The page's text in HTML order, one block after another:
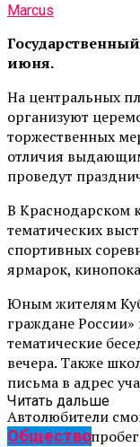
Marcus
июня.
На центральных
организуют
торжественных
отличия
проведут
В Краснодарском
тематических
спортивных
ярмарок,
Юным жителям
граждане России»
тематические
вечера. Также
письма в адрес
Автолюбители
авто- и
Читать дальше
Общество